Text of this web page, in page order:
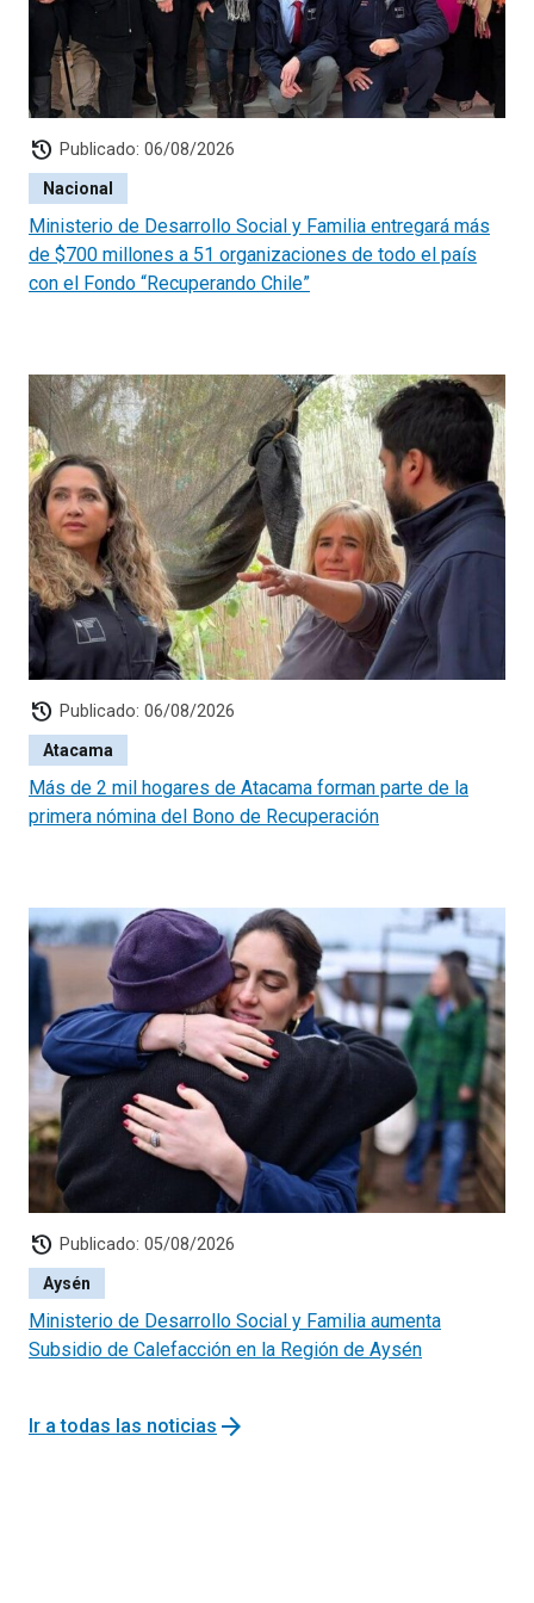
aquellos que tiene más necesidades y pensando en que
tenemos que avanzar progresivamente hacia universalizar
nuestras políticas sociales, con un enfoque de derechos. Es
por eso que el Presidente Boric nos ha desafiado a
establecer las bases para un Sistema Nacional de
Cuidados".
history Publicado: 06/08/2026
Nacional
Ministerio de Desarrollo Social y Familia entregará más
de $700 millones a 51 organizaciones de todo el país
con el Fondo “Recuperando Chile”
history Publicado: 06/08/2026
Atacama
Más de 2 mil hogares de Atacama forman parte de la
primera nómina del Bono de Recuperación
history Publicado: 05/08/2026
Aysén
Ministerio de Desarrollo Social y Familia aumenta
Subsidio de Calefacción en la Región de Aysén
Ir a todas las noticias arrow_forward